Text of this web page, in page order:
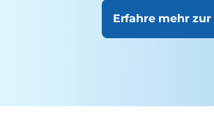
Erfahre mehr